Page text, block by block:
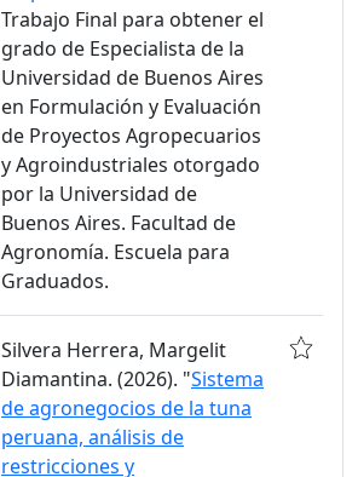
Trabajo Final para obtener el
grado de Especialista de la
Universidad de Buenos Aires
en Formulación y Evaluación
de Proyectos Agropecuarios
y Agroindustriales otorgado
por la Universidad de
Buenos Aires. Facultad de
Agronomía. Escuela para
Graduados.
Silvera Herrera, Margelit
Diamantina. (2026). "Sistema
de agronegocios de la tuna
peruana, análisis de
restricciones y